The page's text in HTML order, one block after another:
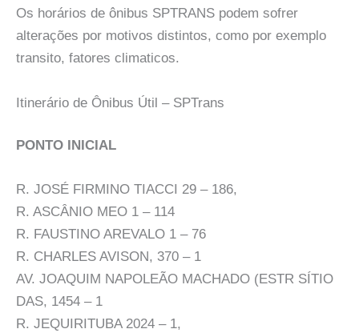
Os horários de ônibus SPTRANS podem sofrer
alterações por motivos distintos, como por exemplo
transito, fatores climaticos.
Itinerário de Ônibus Útil – SPTrans
PONTO INICIAL
R. JOSÉ FIRMINO TIACCI 29 – 186,
R. ASCÂNIO MEO 1 – 114
R. FAUSTINO AREVALO 1 – 76
R. CHARLES AVISON, 370 – 1
AV. JOAQUIM NAPOLEÃO MACHADO (ESTR SÍTIO
DAS, 1454 – 1
R. JEQUIRITUBA 2024 – 1,